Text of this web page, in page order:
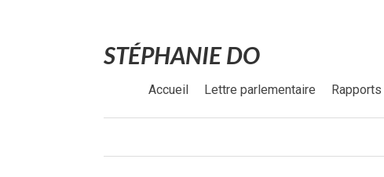
STÉPHANIE DO
Accueil Lettre parlementaire Rapports